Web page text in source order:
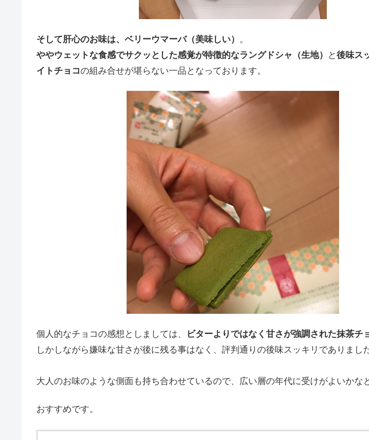
そして肝心のお味は、ベリーウマーバ（美味しい） 。
ややウェットな食感でサクッとした感覚が特徴的なラングドシャ（生地）
と 後味ス
イトチョコの組み合せが堪らない一品となっております。
個人的なチョコの感想としましては、 ビターよりではなく甘さが強調された抹茶チ
しかしながら嫌味な甘さが後に残る事はなく、評判通りの後味スッキリでありました
大人のお味のような側面も持ち合わせているので、広い層の年代に受けがよいかなと
おすすめです。